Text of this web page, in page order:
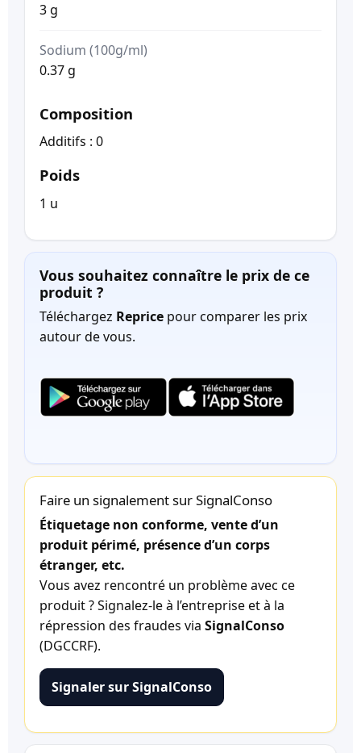
3 g
Sodium (100g/ml)
0.37 g
Composition
Additifs : 0
Poids
1 u
Vous souhaitez connaître le prix de ce
produit ?
Téléchargez Reprice pour comparer les prix
autour de vous.
Faire un signalement sur SignalConso
Étiquetage non conforme, vente d’un
produit périmé, présence d’un corps
étranger, etc.
Vous avez rencontré un problème avec ce
produit ? Signalez-le à l’entreprise et à la
répression des fraudes via SignalConso
(DGCCRF).
Signaler sur SignalConso